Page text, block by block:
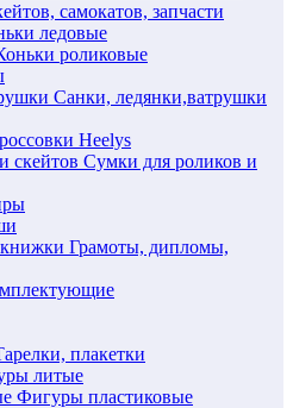
самокатов, запчасти
ледовые
роликовые
Санки, ледянки,ватрушки
Heelys
Сумки для роликов и
Грамоты, дипломы,
плакетки
литые
Фигуры пластиковые